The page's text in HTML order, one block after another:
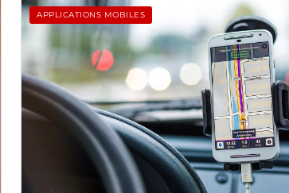
APPLICATIONS MOBILES